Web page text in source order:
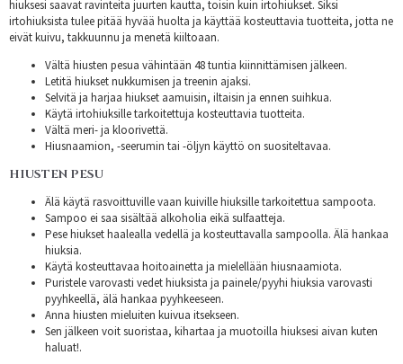
hiuksesi saavat ravinteita juurten kautta, toisin kuin irtohiukset. Siksi
irtohiuksista tulee pitää hyvää huolta ja käyttää kosteuttavia tuotteita, jotta ne
eivät kuivu, takkuunnu ja menetä kiiltoaan.
Vältä hiusten pesua vähintään 48 tuntia kiinnittämisen jälkeen.
Letitä hiukset nukkumisen ja treenin ajaksi.
Selvitä ja harjaa hiukset aamuisin, iltaisin ja ennen suihkua.
Käytä irtohiuksille tarkoitettuja kosteuttavia tuotteita.
Vältä meri- ja kloorivettä.
Hiusnaamion, -seerumin tai -öljyn käyttö on suositeltavaa.
HIUSTEN PESU
Älä käytä rasvoittuville vaan kuiville hiuksille tarkoitettua sampoota.
Sampoo ei saa sisältää alkoholia eikä sulfaatteja.
Pese hiukset haalealla vedellä ja kosteuttavalla sampoolla. Älä hankaa
hiuksia.
Käytä kosteuttavaa hoitoainetta ja mielellään hiusnaamiota.
Puristele varovasti vedet hiuksista ja painele/pyyhi hiuksia varovasti
pyyhkeellä, älä hankaa pyyhkeeseen.
Anna hiusten mieluiten kuivua itsekseen.
Sen jälkeen voit suoristaa, kihartaa ja muotoilla hiuksesi aivan kuten
haluat!.